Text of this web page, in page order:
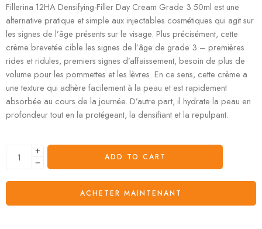
Fillerina 12HA Densifying-Filler Day Cream Grade 3 50ml est une
alternative pratique et simple aux injectables cosmétiques qui agit sur
les signes de l’âge présents sur le visage. Plus précisément, cette
crème brevetée cible les signes de l’âge de grade 3 – premières
rides et ridules, premiers signes d’affaissement, besoin de plus de
volume pour les pommettes et les lèvres. En ce sens, cette crème a
une texture qui adhère facilement à la peau et est rapidement
absorbée au cours de la journée. D’autre part, il hydrate la peau en
profondeur tout en la protégeant, la densifiant et la repulpant.
ADD TO CART
ACHETER MAINTENANT